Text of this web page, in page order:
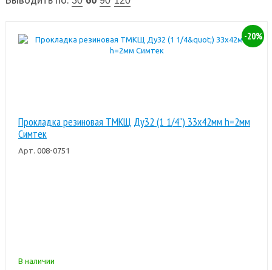
-20%
Прокладка резиновая ТМКЩ Ду32 (1 1/4") 33х42мм h=2мм
Симтек
Арт. 008-0751
В наличии